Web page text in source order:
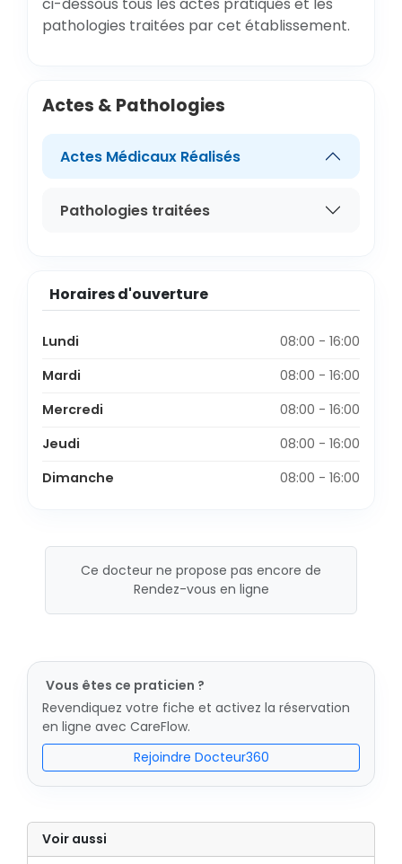
pathologies traitées par cet établissement.
Actes & Pathologies
Actes Médicaux Réalisés
Pathologies traitées
Horaires d'ouverture
Lundi
08:00 - 16:00
Mardi
08:00 - 16:00
Mercredi
08:00 - 16:00
Jeudi
08:00 - 16:00
Dimanche
08:00 - 16:00
Ce docteur ne propose pas encore de
Rendez-vous en ligne
Vous êtes ce praticien ?
Revendiquez votre fiche et activez la réservation
en ligne avec CareFlow.
Rejoindre Docteur360
Voir aussi